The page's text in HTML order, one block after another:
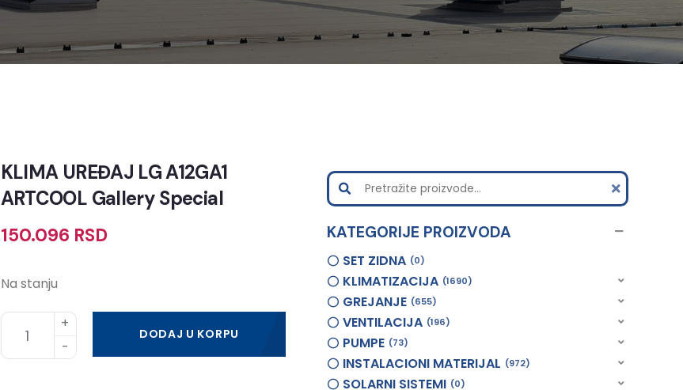
KLIMA UREĐAJ LG A12GA1
ARTCOOL Gallery Special
150.096 RSD
Na stanju
DODAJ U KORPU
KATEGORIJE PROIZVODA
SET ZIDNA 0
KLIMATIZACIJA 1690
GREJANJE 655
VENTILACIJA 196
PUMPE 73
INSTALACIONI MATERIJAL 972
SOLARNI SISTEMI 0